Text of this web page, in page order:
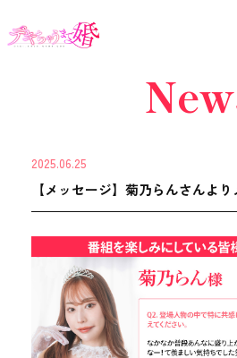
2025.06.25
【メッセージ】菊乃らんさんよ